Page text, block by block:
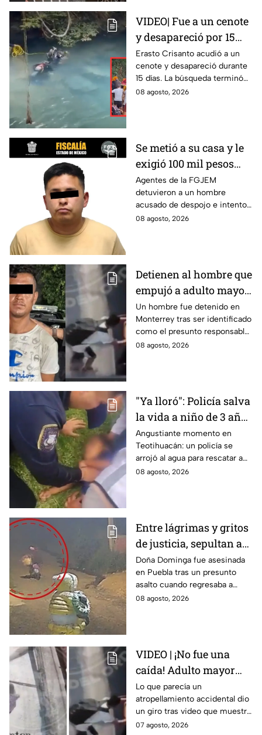
VIDEO| Fue a un cenote
y desapareció por 15
días; así encontraron al
pescador Erasto
Crisanto
Erasto Crisanto acudió a un
cenote y desapareció durante
15 días. La búsqueda terminó
cuando el pescador fue
08 agosto, 2026
Se metió a su casa y le
exigió 100 mil pesos
para devolvérsela; cae
otro por despojo en
Edomex
Agentes de la FGJEM
detuvieron a un hombre
acusado de despojo e intento
de extorsión en el Edomex.
08 agosto, 2026
Detienen al hombre que
empujó a adulto mayor
contra tráiler; provocó
su muerte en
Monterrey
Un hombre fue detenido en
Monterrey tras ser identificado
como el presunto responsable
de la muerte de un adulto
08 agosto, 2026
"Ya lloró": Policía salva
la vida a niño de 3 años
que cayó a un lago en
Teotihuacán; aplicó
RCP (VIDEO)
Angustiante momento en
Teotihuacán: un policía se
arrojó al agua para rescatar a
un pequeño que no respiraba y
08 agosto, 2026
Entre lágrimas y gritos
de justicia, sepultan a
doña Dominga, la
abuelita asesinada tras
asalto en Amozoc,
Puebla
Doña Dominga fue asesinada
en Puebla tras un presunto
asalto cuando regresaba a
casa; familiares y amigos la
08 agosto, 2026
VIDEO | ¡No fue una
caída! Adulto mayor
muere atropellado por
tráiler; joven lo empujó
en Monterrey
Lo que parecía un
atropellamiento accidental dio
un giro tras video que muestra
cómo un joven empujó a
07 agosto, 2026